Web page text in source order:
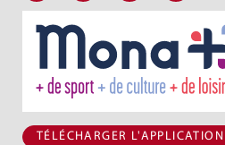
TÉLÉCHARGER L'APPLICATION